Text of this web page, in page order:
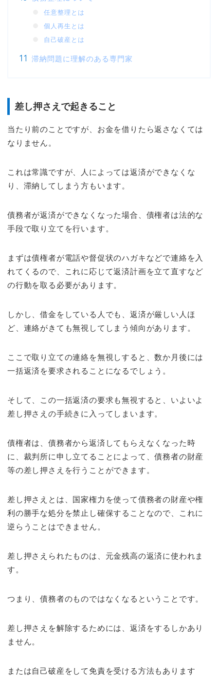
任意整理とは
個人再生とは
自己破産とは
滞納問題に理解のある専門家
差し押さえで起きること
当たり前のことですが、お金を借りたら返さなくては
なりません。
これは常識ですが、人によっては返済ができなくな
り、滞納してしまう方もいます。
債務者が返済ができなくなった場合、債権者は法的な
手段で取り立てを行います。
まずは債権者が電話や督促状のハガキなどで連絡を入
れてくるので、これに応じて返済計画を立て直すなど
の行動を取る必要があります。
しかし、借金をしている人でも、返済が厳しい人ほ
ど、連絡がきても無視してしまう傾向があります。
ここで取り立ての連絡を無視しすると、数か月後には
一括返済を要求されることになるでしょう。
そして、この一括返済の要求も無視すると、いよいよ
差し押さえの手続きに入ってしまいます。
債権者は、債務者から返済してもらえなくなった時
に、裁判所に申し立てることによって、債務者の財産
等の差し押さえを行うことができます。
差し押さえとは、国家権力を使って債務者の財産や権
利の勝手な処分を禁止し確保することなので、これに
逆らうことはできません。
差し押さえられたものは、元金残高の返済に使われま
す。
つまり、債務者のものではなくなるということです。
差し押さえを解除するためには、返済をするしかあり
ません。
または自己破産をして免責を受ける方法もあります